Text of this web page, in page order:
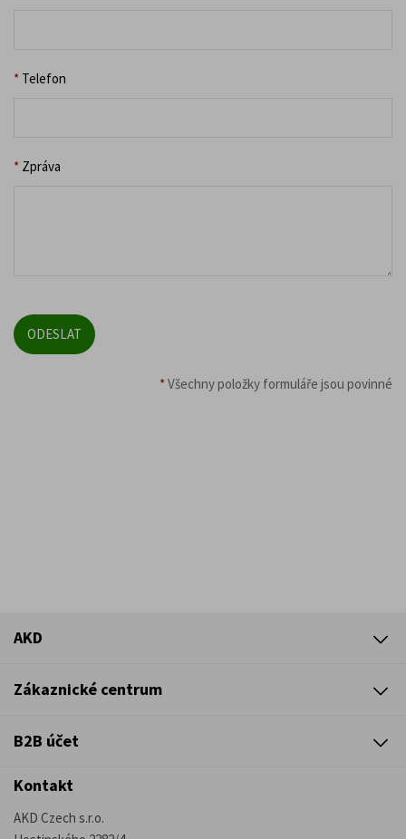
* Telefon
* Zpráva
*Všechny položky formuláře jsou povinné
AKD
Zákaznické centrum
B2B účet
Kontakt
AKD Czech s.r.o.